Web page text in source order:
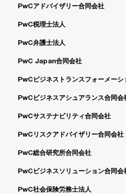
PwCアドバイザリー合同会社
PwC税理士法人
PwC弁護士法人
PwC Japan合同会社
PwCビジネストランスフォーメーシ
PwCビジネスアシュアランス合同会
PwCサステナビリティ合同会社
PwCリスクアドバイザリー合同会社
PwC総合研究所合同会社
PwCビジネスソリューション合同会
PwC社会保険労務士法人